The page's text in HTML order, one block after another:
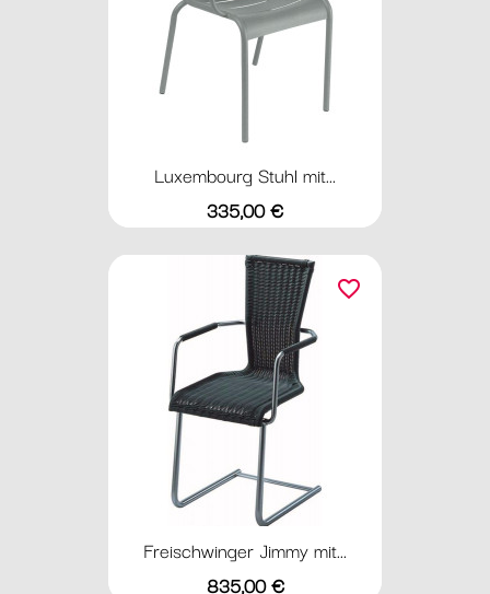
Luxembourg Stuhl mit...
Preis
335,00 €
Freischwinger Jimmy mit...
Preis
835,00 €
favorite_border